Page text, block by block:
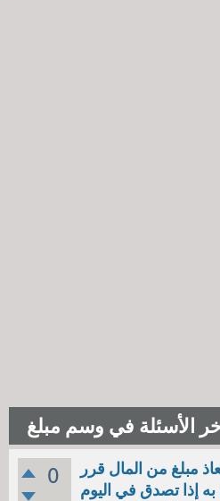
الأسئلة في وسم مبلغ
0
مبلغ من المال قرر
به إذا تصدق في اليوم